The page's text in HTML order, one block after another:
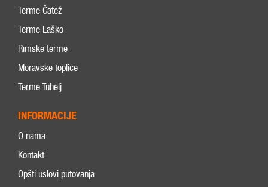
Terme Čatež
Terme Laško
Rimske terme
Moravske toplice
Terme Tuhelj
INFORMACIJE
O nama
Kontakt
Opšti uslovi putovanja